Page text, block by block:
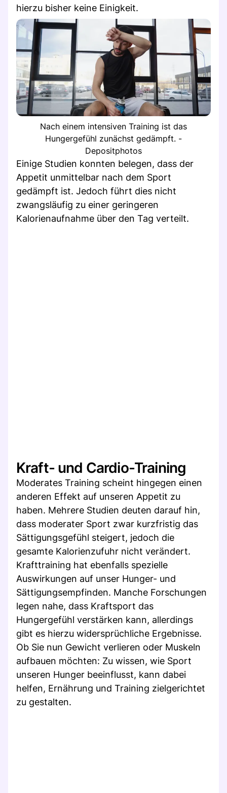
hierzu bisher keine Einigkeit.
Nach einem intensiven Training ist das
Hungergefühl zunächst gedämpft. -
Depositphotos
Einige Studien konnten belegen, dass der
Appetit unmittelbar nach dem Sport
gedämpft ist. Jedoch führt dies nicht
zwangsläufig zu einer geringeren
Kalorienaufnahme über den Tag verteilt.
Kraft- und Cardio-Training
Moderates Training scheint hingegen einen
anderen Effekt auf unseren Appetit zu
haben. Mehrere Studien deuten darauf hin,
dass moderater Sport zwar kurzfristig das
Sättigungsgefühl steigert, jedoch die
gesamte Kalorienzufuhr nicht verändert.
Krafttraining hat ebenfalls spezielle
Auswirkungen auf unser Hunger- und
Sättigungsempfinden. Manche Forschungen
legen nahe, dass Kraftsport das
Hungergefühl verstärken kann, allerdings
gibt es hierzu widersprüchliche Ergebnisse.
Ob Sie nun Gewicht verlieren oder Muskeln
aufbauen möchten: Zu wissen, wie Sport
unseren Hunger beeinflusst, kann dabei
helfen, Ernährung und Training zielgerichtet
zu gestalten.